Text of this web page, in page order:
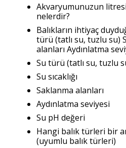
Akvaryumunuzun
nelerdir?
Balıkların ihtiyaç
türü (tatlı su, tuzlu su)
alanları Aydınlatma
Su türü (tatlı su, tuzlu
Su sıcaklığı
Saklanma alanları
Aydınlatma seviyesi
Su pH değeri
Hangi balık türleri bir
(uyumlu balık türleri)